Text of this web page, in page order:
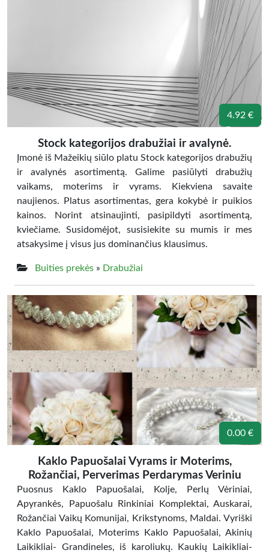
4.92 €
Stock kategorijos drabužiai ir avalynė.
Įmonė iš Mažeikių siūlo platu Stock kategorijos drabužių
ir avalynės asortimentą. Galime pasiūlyti drabužių
vaikams, moterims ir vyrams. Kiekviena savaite
naujienos. Platus asortimentas, gera kokybė ir puikios
kainos. Norint atsinaujinti, pasipildyti asortimentą,
kviečiame. Susidomėjot, susisiekite su mumis ir mes
atsakysime į visus jus dominančius klausimus.
Buities prekės » Drabužiai
0.00 €
Kaklo Papuošalai Vyrams ir Moterims,
Rožančiai, Perverimas Perdarymas Veriniu
Puosnus Kaklo Papuošalai, Kolje, Perlų Vėriniai,
Apyrankės, Papuošalu Rinkiniai Komplektai, Auskarai,
Rožančiai Vaikų Komunijai, Krikstynoms, Maldai. Vyriški
Kaklo Papuošalai, Moterims Kaklo Papuošalai, Akinių
Laikikliai- Grandineles, iš karoliukų. Kaukių Laikikliai-